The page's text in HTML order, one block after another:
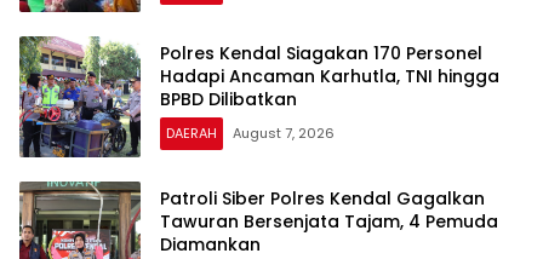
Polres Kendal Siagakan 170 Personel
Hadapi Ancaman Karhutla, TNI hingga
BPBD Dilibatkan
DAERAH August 7, 2026
Patroli Siber Polres Kendal Gagalkan
Tawuran Bersenjata Tajam, 4 Pemuda
Diamankan